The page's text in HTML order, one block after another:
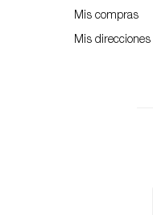
Mis compras
Mis direcciones